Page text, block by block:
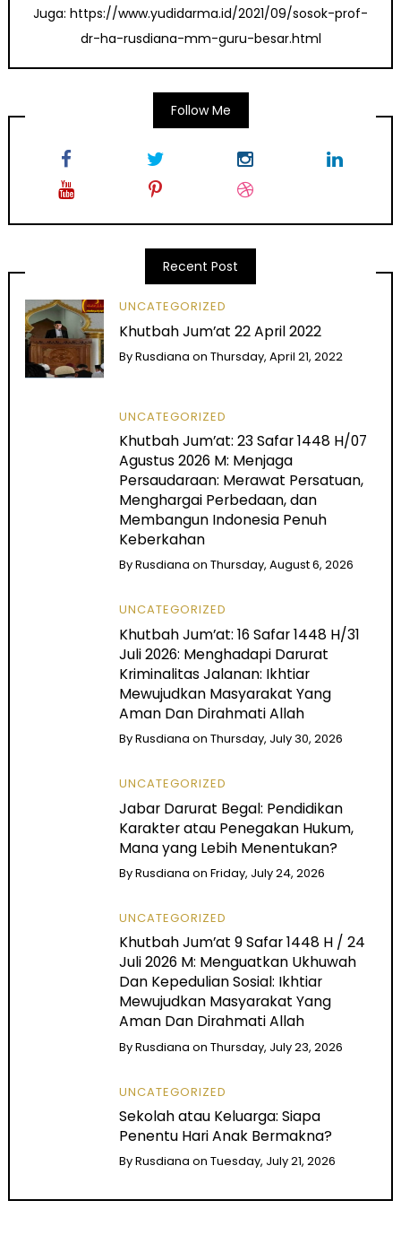
Juga: https://www.yudidarma.id/2021/09/sosok-prof-
dr-ha-rusdiana-mm-guru-besar.html
Follow Me
Recent Post
UNCATEGORIZED
Khutbah Jum’at 22 April 2022
ByRusdiana onThursday, April 21, 2022
UNCATEGORIZED
Khutbah Jum’at: 23 Safar 1448 H/07
Agustus 2026 M: Menjaga
Persaudaraan: Merawat Persatuan,
Menghargai Perbedaan, dan
Membangun Indonesia Penuh
Keberkahan
ByRusdiana onThursday, August 6, 2026
UNCATEGORIZED
Khutbah Jum’at: 16 Safar 1448 H/31
Juli 2026: Menghadapi Darurat
Kriminalitas Jalanan: Ikhtiar
Mewujudkan Masyarakat Yang
Aman Dan Dirahmati Allah
ByRusdiana onThursday, July 30, 2026
UNCATEGORIZED
Jabar Darurat Begal: Pendidikan
Karakter atau Penegakan Hukum,
Mana yang Lebih Menentukan?
ByRusdiana onFriday, July 24, 2026
UNCATEGORIZED
Khutbah Jum’at 9 Safar 1448 H / 24
Juli 2026 M: Menguatkan Ukhuwah
Dan Kepedulian Sosial: Ikhtiar
Mewujudkan Masyarakat Yang
Aman Dan Dirahmati Allah
ByRusdiana onThursday, July 23, 2026
UNCATEGORIZED
Sekolah atau Keluarga: Siapa
Penentu Hari Anak Bermakna?
ByRusdiana onTuesday, July 21, 2026